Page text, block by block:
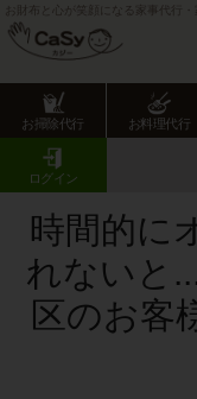
お財布と心が笑顔になる家事代行
お掃除代行 お料理代行
ログイン
CaSy TOP
お客様の声･口コミ詳細
時間的に
れないと
区のお客